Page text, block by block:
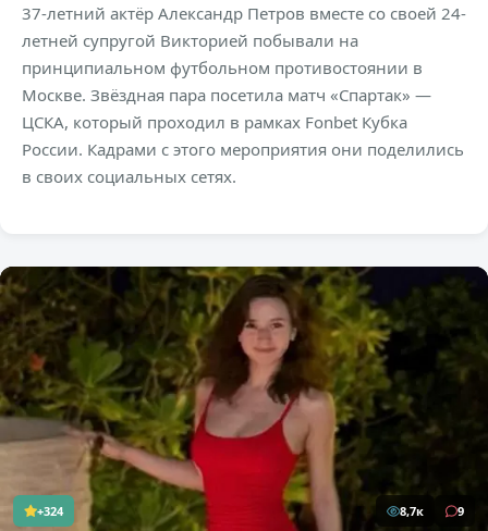
37-летний актёр Александр Петров вместе со своей 24-
летней супругой Викторией побывали на
принципиальном футбольном противостоянии в
Москве. Звёздная пара посетила матч «Спартак» —
ЦСКА, который проходил в рамках Fonbet Кубка
России. Кадрами с этого мероприятия они поделились
в своих социальных сетях.
+324 8,7к 9